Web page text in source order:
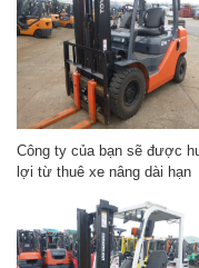
Công ty của bạn sẽ được
lợi từ thuê xe nâng dài hạn